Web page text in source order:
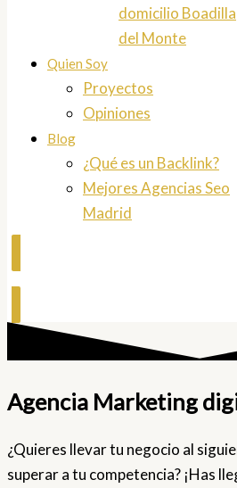
domicilio Boadilla
del Monte
Quien Soy
Proyectos
Opiniones
Blog
¿Qué es un Backlink?
Mejores Agencias Seo
Madrid
Agencia Marketing
¿Quieres llevar tu negocio al
superar a tu competencia? ¡Has